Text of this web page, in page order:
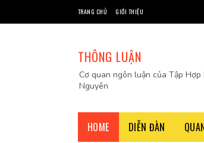
TRANG CHỦ GIỚI THIỆU
THÔNG LUẬN
Cơ quan ngôn luận của Tập
Nguyên
HOME DIỄN ĐÀN